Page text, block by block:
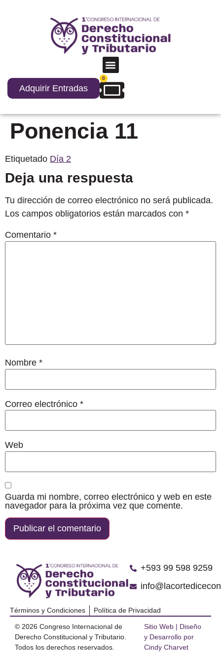
Adquirir Entradas
0
Ponencia 11
Etiquetado Día 2
Deja una respuesta
Tu dirección de correo electrónico no será publicada.
Los campos obligatorios están marcados con *
Comentario *
Nombre *
Correo electrónico *
Web
Guarda mi nombre, correo electrónico y web en este
navegador para la próxima vez que comente.
‪+593 99 598 9259‬
Términos y Condiciones Política de Privacidad
© 2026 Congreso Internacional de
Derecho Constitucional y Tributario.
Todos los derechos reservados.
Sitio Web | Diseño
y Desarrollo por
Cindy Charvet